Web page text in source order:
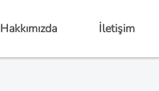
Hakkımızda İletişim